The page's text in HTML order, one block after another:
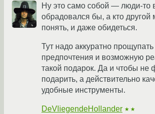
Ну это само собой — люди-то
обрадовался бы, а кто другой
понять, и даже обидеться.
Тут надо аккуратно прощупать
предпочтения и возможную
такой подарок. Да и чтобы не
подарить, а действительно
удобные инструменты.
DeVliegendeHollander ★★